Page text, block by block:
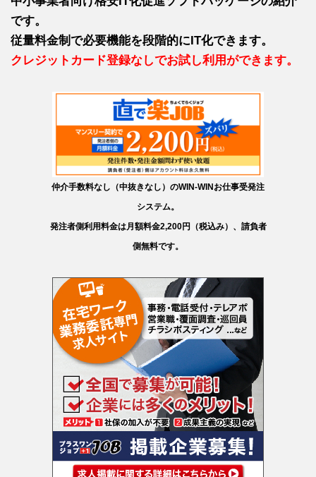
です。
従量料金制で必要機能を段階的にIT化できます。
クレジットカード登録なしでお試し利用ができます。
仲介手数料なし（中抜きなし）のWIN-WINお仕事受発注
システム。
発注者側利用料金は月額料金2,200円（税込み）、請負者
側無料です。